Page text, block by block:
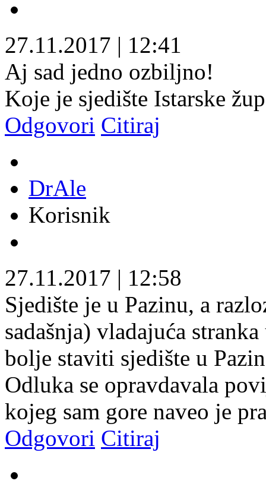
27.11.2017 | 12:41
Aj sad jedno ozbiljno!
Koje je sjedište Istarske
Odgovori Citiraj
DrAle
Korisnik
27.11.2017 | 12:58
Sjedište je u Pazinu, a
sadašnja) vladajuća
bolje staviti sjedište u
Odluka se opravdavala
kojeg sam gore naveo je
Odgovori Citiraj